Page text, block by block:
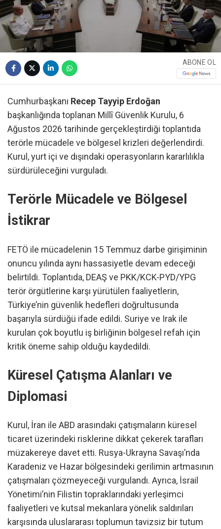
ABONE OL
Cumhurbaşkanı Recep Tayyip Erdoğan
başkanlığında toplanan Millî Güvenlik Kurulu, 6
Ağustos 2026 tarihinde gerçekleştirdiği toplantıda
terörle mücadele ve bölgesel krizleri değerlendirdi.
Kurul, yurt içi ve dışındaki operasyonların kararlılıkla
sürdürüleceğini vurguladı.
Terörle Mücadele ve Bölgesel
İstikrar
FETÖ ile mücadelenin 15 Temmuz darbe girişiminin
onuncu yılında aynı hassasiyetle devam edeceği
belirtildi. Toplantıda, DEAŞ ve PKK/KCK-PYD/YPG
terör örgütlerine karşı yürütülen faaliyetlerin,
Türkiye’nin güvenlik hedefleri doğrultusunda
başarıyla sürdüğü ifade edildi. Suriye ve Irak ile
kurulan çok boyutlu iş birliğinin bölgesel refah için
kritik öneme sahip olduğu kaydedildi.
Küresel Çatışma Alanları ve
Diplomasi
Kurul, İran ile ABD arasındaki çatışmaların küresel
ticaret üzerindeki risklerine dikkat çekerek tarafları
müzakereye davet etti. Rusya-Ukrayna Savaşı’nda
Karadeniz ve Hazar bölgesindeki gerilimin artmasının
çatışmaları çözmeyeceği vurgulandı. Ayrıca, İsrail
Yönetimi’nin Filistin topraklarındaki yerleşimci
faaliyetleri ve kutsal mekanlara yönelik saldırıları
karşısında uluslararası toplumun tavizsiz bir tutum